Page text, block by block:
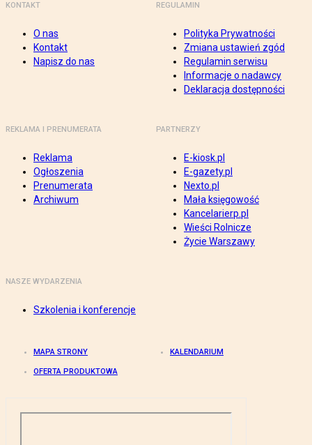
KONTAKT
O nas
Kontakt
Napisz do nas
REGULAMIN
Polityka Prywatności
Zmiana ustawień zgód
Regulamin serwisu
Informacje o nadawcy
Deklaracja dostępności
REKLAMA I PRENUMERATA
Reklama
Ogłoszenia
Prenumerata
Archiwum
PARTNERZY
E-kiosk.pl
E-gazety.pl
Nexto.pl
Mała księgowość
Kancelarierp.pl
Wieści Rolnicze
Życie Warszawy
NASZE WYDARZENIA
Szkolenia i konferencje
MAPA STRONY KALENDARIUM
OFERTA PRODUKTOWA